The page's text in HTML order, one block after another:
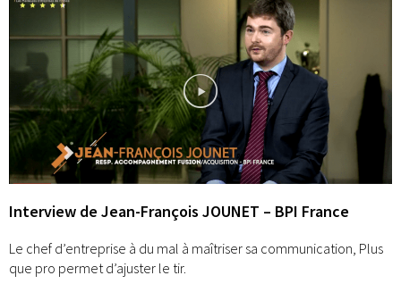
Interview de Jean-François JOUNET – BPI France
Le chef d’entreprise à du mal à maîtriser sa communication, Plus
que pro permet d’ajuster le tir.